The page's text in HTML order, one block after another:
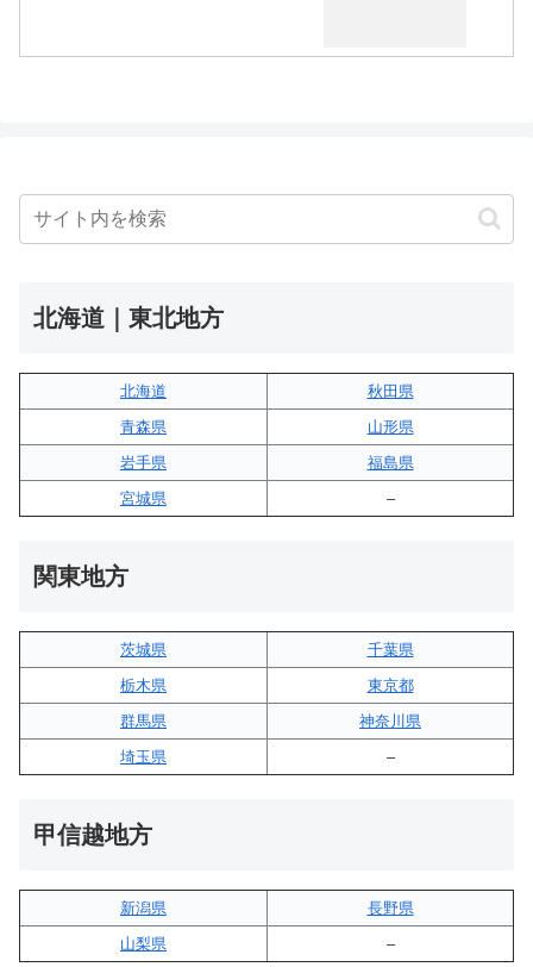
北海道｜東北地方
北海道
秋田県
青森県
山形県
岩手県
福島県
宮城県
–
関東地方
茨城県
千葉県
栃木県
東京都
群馬県
神奈川県
埼玉県
–
甲信越地方
新潟県
長野県
山梨県
–